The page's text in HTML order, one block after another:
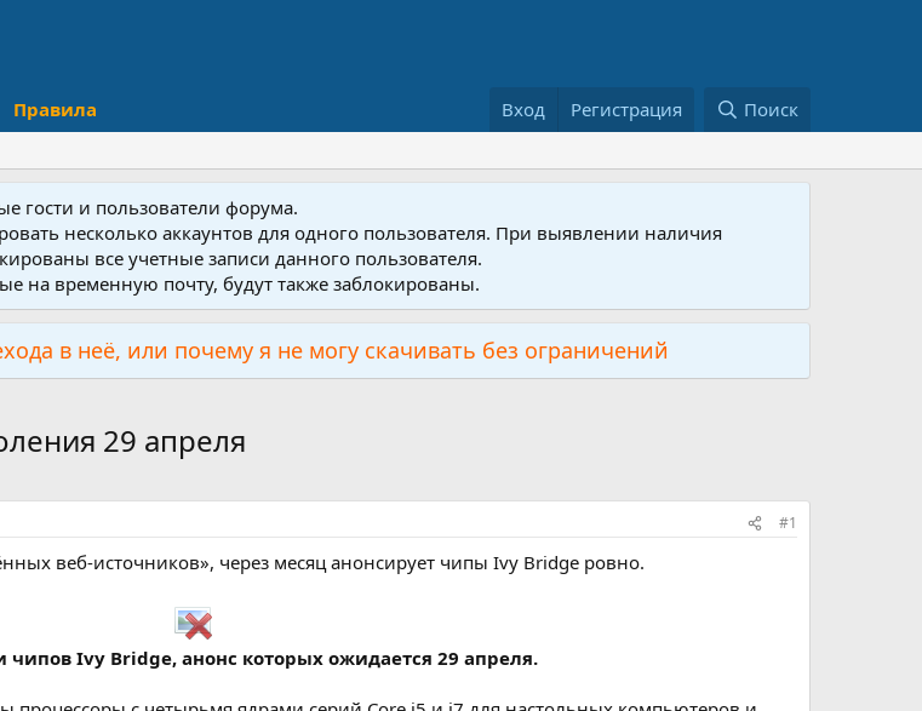
Правила Вход Регистрация Поиск
гости и пользователи форума.
несколько аккаунтов для одного пользователя. При выявлении наличия
все учетные записи данного пользователя.
на временную почту, будут также заблокированы.
в неё, или почему я не могу скачивать без ограничений
29 апреля
#1
веб-источников», через месяц анонсирует чипы Ivy Bridge ровно.
чипов Ivy Bridge, анонс которых ожидается 29 апреля.​